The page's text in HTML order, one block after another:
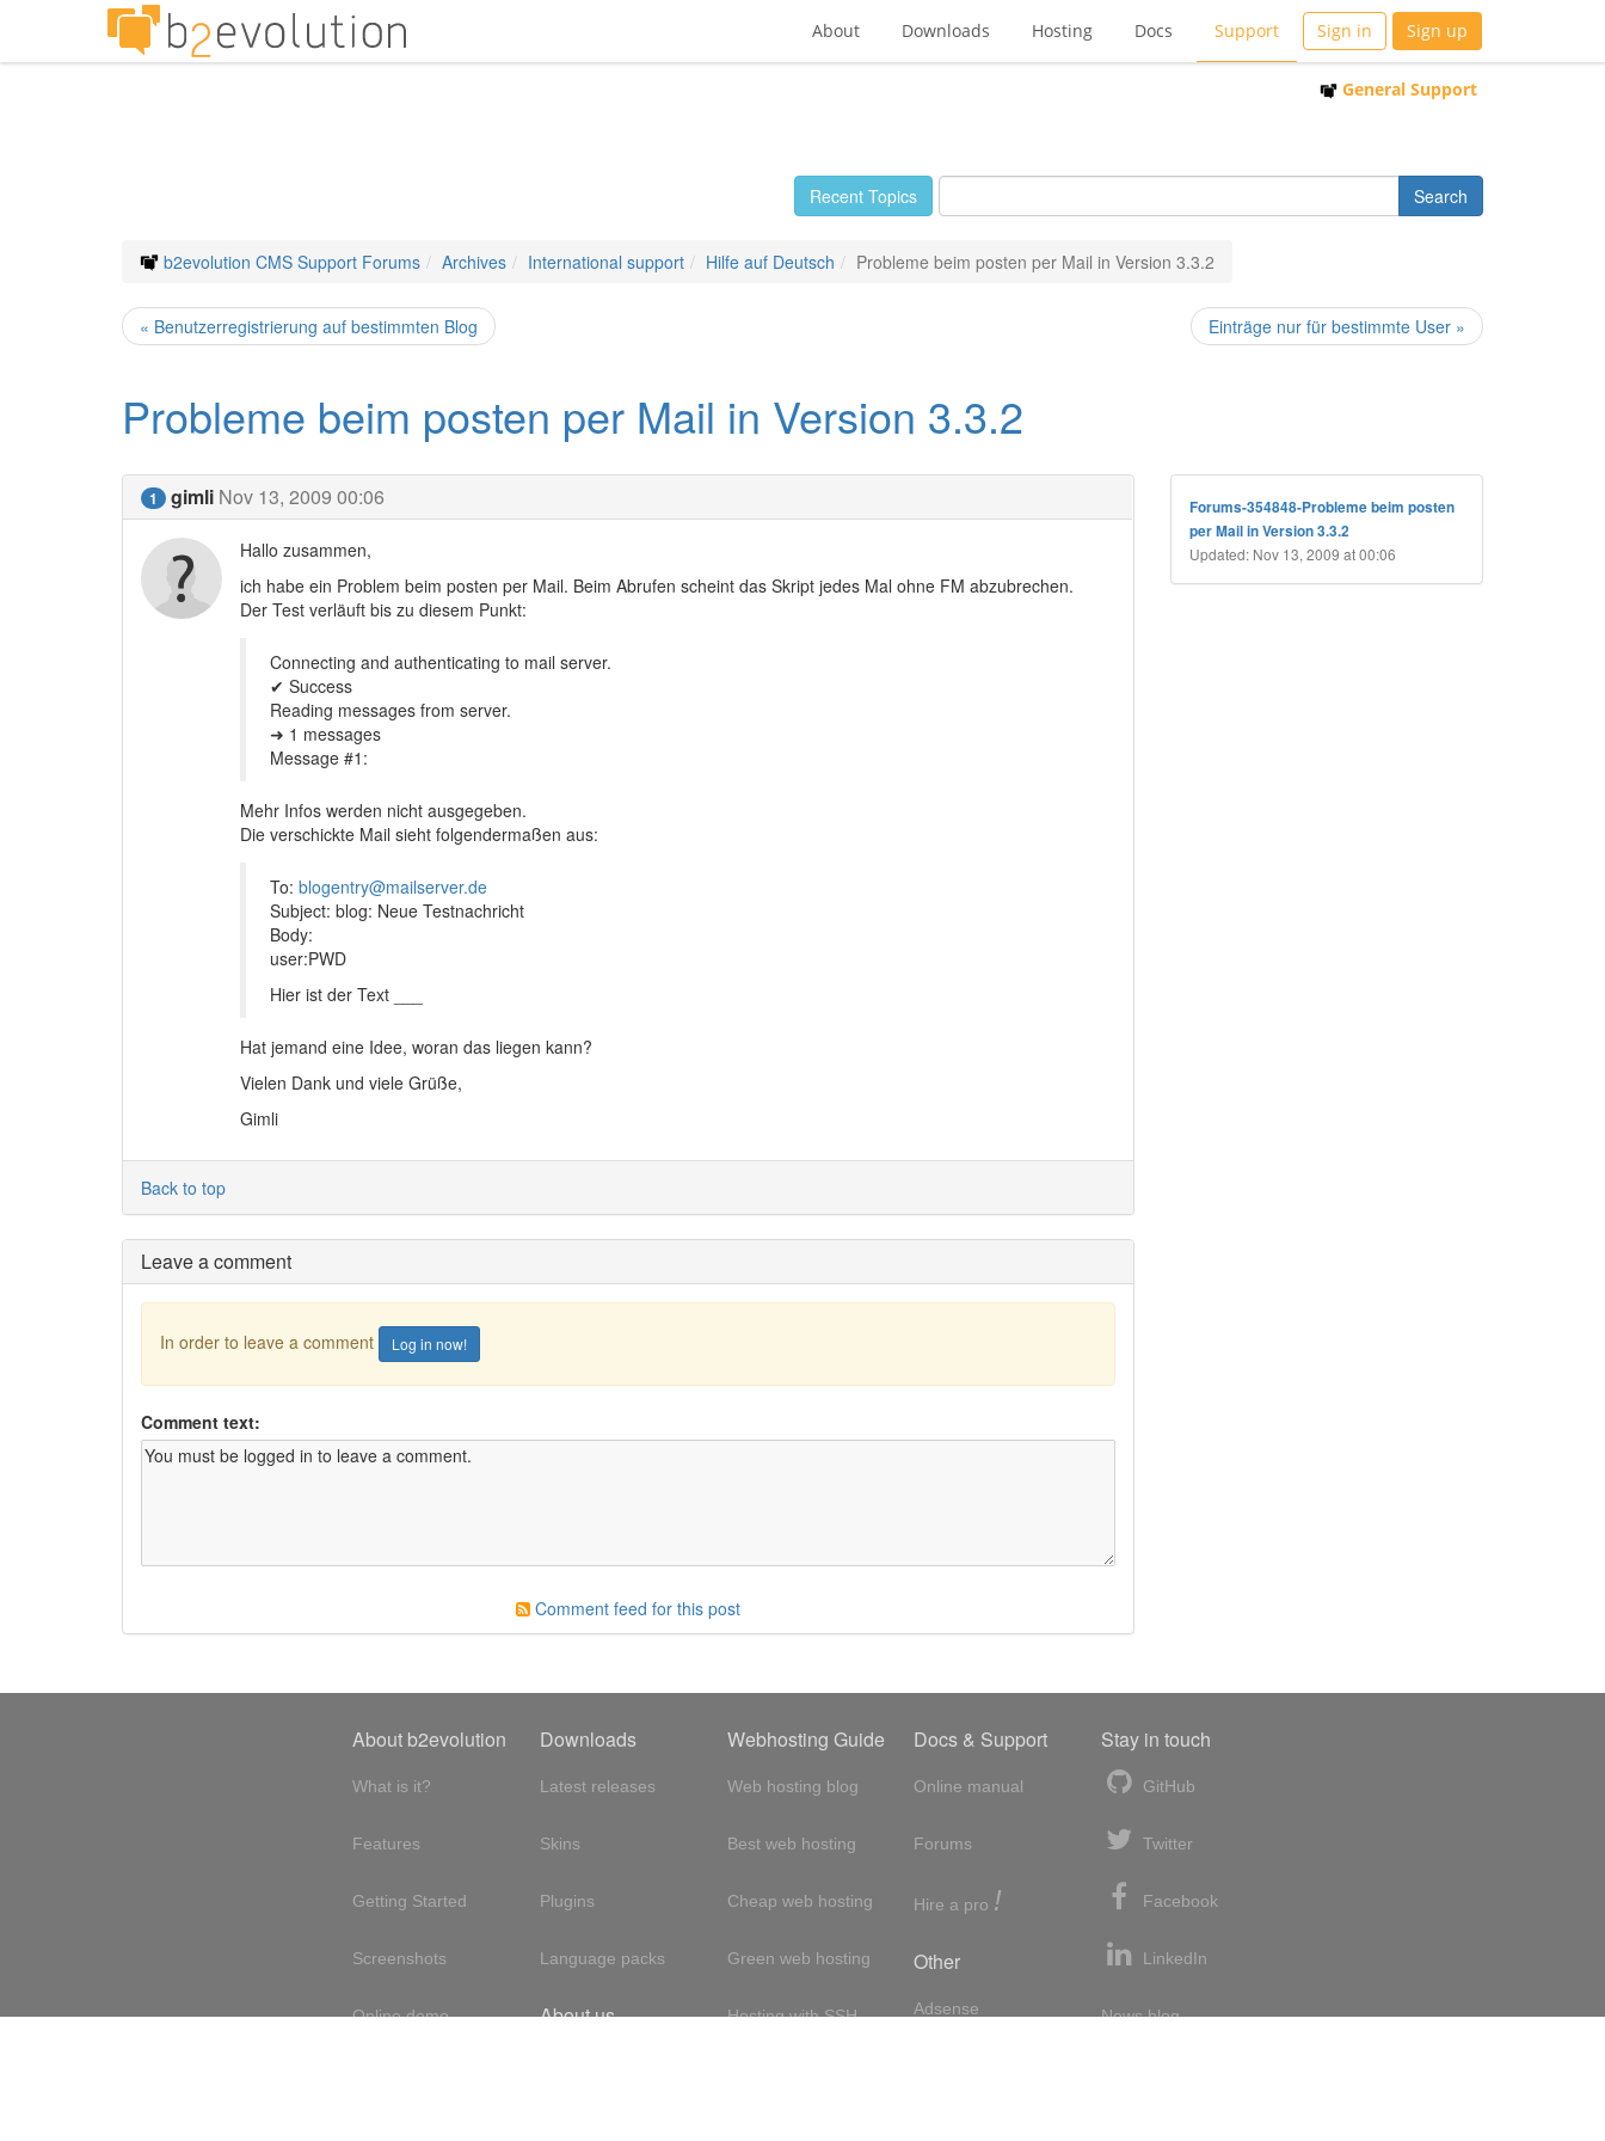
About Downloads Hosting Docs Support Sign in Sign up
General Support
Recent Topics
b2evolution CMS Support Forums Archives International support Hilfe auf Deutsch Probleme beim posten per Mail in Version 3.3.2
« Benutzerregistrierung auf bestimmten Blog Einträge nur für bestimmte User »
Probleme beim posten per Mail in Version 3.3.2
1 gimli Nov 13, 2009 00:06
Hallo zusammen,
ich habe ein Problem beim posten per Mail. Beim Abrufen scheint das Skript jedes Mal ohne FM abzubrechen.
Der Test verläuft bis zu diesem Punkt:
Connecting and authenticating to mail server.
✔ Success
Reading messages from server.
➜ 1 messages
Message #1:
Mehr Infos werden nicht ausgegeben.
Die verschickte Mail sieht folgendermaßen aus:
To: blogentry@mailserver.de
Subject: blog: Neue Testnachricht
Body:
user:PWD
Hier ist der Text ___
Hat jemand eine Idee, woran das liegen kann?
Vielen Dank und viele Grüße,
Gimli
Back to top
Leave a comment
In order to leave a comment Log in now!
Comment text:
Comment feed for this post
Forums-354848-Probleme beim posten
per Mail in Version 3.3.2
Updated: Nov 13, 2009 at 00:06
About b2evolution
What is it?
Features
Getting Started
Screenshots
Online demo
Downloads
Latest releases
Skins
Plugins
Language packs
About us
Webhosting Guide
Web hosting blog
Best web hosting
Cheap web hosting
Green web hosting
Hosting with SSH
Docs & Support
Online manual
Forums
Hire a pro !
Other
Adsense
Stay in touch
GitHub
Twitter
Facebook
LinkedIn
News blog